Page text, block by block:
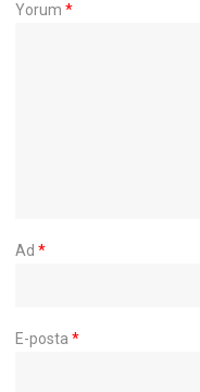
Yorum *
Ad *
E-posta *